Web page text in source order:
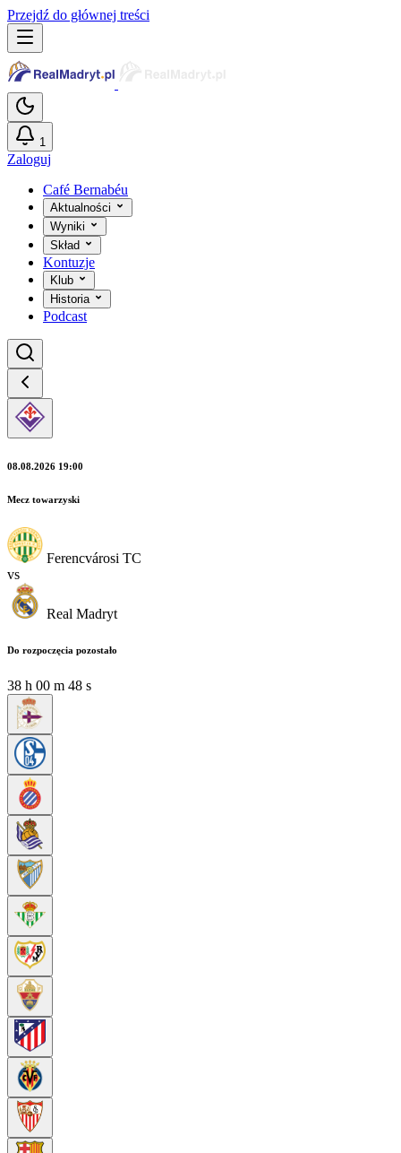
Przejdź do głównej treści
1
Zaloguj
Café Bernabéu
Aktualności
Wyniki
Skład
Kontuzje
Klub
Historia
Podcast
08.08.2026 19:00
Mecz towarzyski
Ferencvárosi TC
vs
Real Madryt
Do rozpoczęcia pozostało
38 h 00 m 47 s